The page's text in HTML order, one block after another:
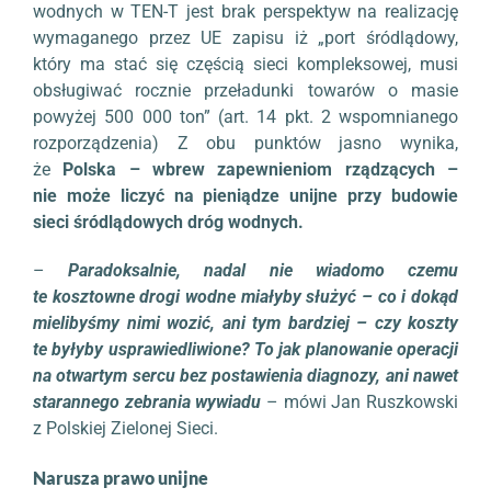
wodnych w TEN-T jest brak perspektyw na realizację
wymaganego przez UE zapisu iż „port śródlądowy,
który ma stać się częścią sieci kompleksowej, musi
obsługiwać rocznie przeładunki towarów o masie
powyżej 500 000 ton” (art. 14 pkt. 2 wspomnianego
rozporządzenia) Z obu punktów jasno wynika,
że Polska – wbrew zapewnieniom rządzących –
nie może liczyć na pieniądze unijne przy budowie
sieci śródlądowych dróg wodnych.
–Paradoksalnie, nadal nie wiadomo czemu
te kosztowne drogi wodne miałyby służyć – co i dokąd
mielibyśmy nimi wozić, ani tym bardziej – czy koszty
te byłyby usprawiedliwione? To jak planowanie operacji
na otwartym sercu bez postawienia diagnozy, ani nawet
starannego zebrania wywiadu – mówi Jan Ruszkowski
z Polskiej Zielonej Sieci.
Narusza prawo unijne